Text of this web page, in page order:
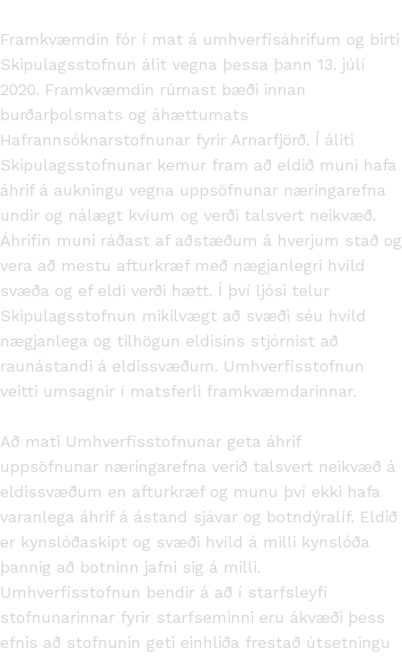
Framkvæmdin fór í mat á umhverfisáhrifum og birti
Skipulagsstofnun álit vegna þessa þann 13. júlí
2020. Framkvæmdin rúmast bæði innan
burðarþolsmats og áhættumats
Hafrannsóknarstofnunar fyrir Arnarfjörð. Í áliti
Skipulagsstofnunar kemur fram að eldið muni hafa
áhrif á aukningu vegna uppsöfnunar næringarefna
undir og nálægt kvíum og verði talsvert neikvæð.
Áhrifin muni ráðast af aðstæðum á hverjum stað og
vera að mestu afturkræf með nægjanlegri hvíld
svæða og ef eldi verði hætt. Í því ljósi telur
Skipulagsstofnun mikilvægt að svæði séu hvíld
nægjanlega og tilhögun eldisins stjórnist að
raunástandi á eldissvæðum. Umhverfisstofnun
veitti umsagnir í matsferli framkvæmdarinnar.
Að mati Umhverfisstofnunar geta áhrif
uppsöfnunar næringarefna verið talsvert neikvæð á
eldissvæðum en afturkræf og munu því ekki hafa
varanlega áhrif á ástand sjávar og botndýralíf. Eldið
er kynslóðaskipt og svæði hvíld á milli kynslóða
þannig að botninn jafni sig á milli.
Umhverfisstofnun bendir á að í starfsleyfi
stofnunarinnar fyrir starfseminni eru ákvæði þess
efnis að stofnunin geti einhliða frestað útsetningu